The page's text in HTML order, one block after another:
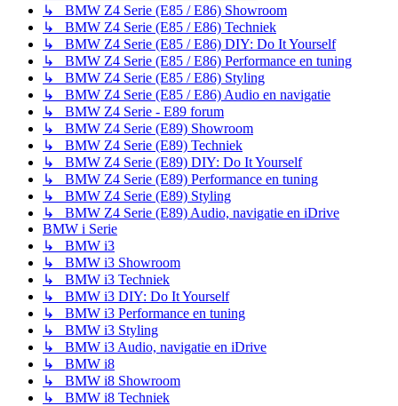
↳ BMW Z4 Serie (E85 / E86) Showroom
↳ BMW Z4 Serie (E85 / E86) Techniek
↳ BMW Z4 Serie (E85 / E86) DIY: Do It Yourself
↳ BMW Z4 Serie (E85 / E86) Performance en tuning
↳ BMW Z4 Serie (E85 / E86) Styling
↳ BMW Z4 Serie (E85 / E86) Audio en navigatie
↳ BMW Z4 Serie - E89 forum
↳ BMW Z4 Serie (E89) Showroom
↳ BMW Z4 Serie (E89) Techniek
↳ BMW Z4 Serie (E89) DIY: Do It Yourself
↳ BMW Z4 Serie (E89) Performance en tuning
↳ BMW Z4 Serie (E89) Styling
↳ BMW Z4 Serie (E89) Audio, navigatie en iDrive
BMW i Serie
↳ BMW i3
↳ BMW i3 Showroom
↳ BMW i3 Techniek
↳ BMW i3 DIY: Do It Yourself
↳ BMW i3 Performance en tuning
↳ BMW i3 Styling
↳ BMW i3 Audio, navigatie en iDrive
↳ BMW i8
↳ BMW i8 Showroom
↳ BMW i8 Techniek